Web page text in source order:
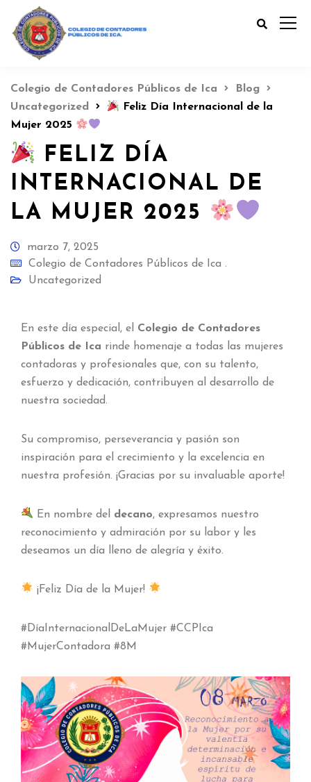
Colegio de Contadores Públicos de Ica
Blog
Uncategorized
Feliz Día Internacional de la
Mujer 2025
FELIZ DÍA
INTERNACIONAL DE
LA MUJER 2025
marzo 7, 2025
Colegio de Contadores Públicos de Ica .
Uncategorized
En este día especial, el Colegio de Contadores
Públicos de Ica rinde homenaje a todas las mujeres
contadoras y profesionales que, con su talento,
esfuerzo y dedicación, contribuyen al desarrollo de
nuestra sociedad.
Su compromiso, perseverancia y pasión son
inspiración para el crecimiento y la excelencia en
nuestra profesión. ¡Gracias por su invaluable aporte!
En nombre del decano, expresamos nuestro
reconocimiento y admiración por su labor y les
deseamos un día lleno de alegría y éxito.
¡Feliz Día de la Mujer!
#DíaInternacionalDeLaMujer #CCPIca
#MujerContadora #8M